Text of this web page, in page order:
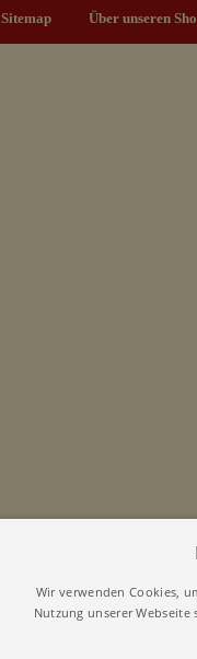
▼
Sitemap Über unseren
Wir verwenden Cookies,
Nutzung unserer